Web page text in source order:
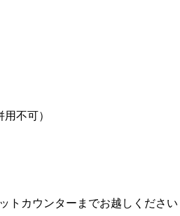
不可）
カウンターまでお越しくださ